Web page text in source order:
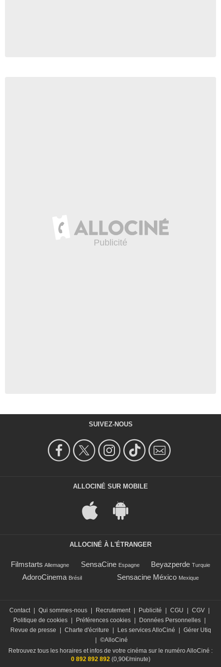
SUIVEZ-NOUS
ALLOCINÉ SUR MOBILE
ALLOCINÉ À L'ÉTRANGER
Filmstarts Allemagne SensaCine Espagne Beyazperde Turquie
AdoroCinema Brésil Sensacine México Mexique
Contact | Qui sommes-nous | Recrutement | Publicité | CGU | CGV |
Politique de cookies | Préférences cookies | Données Personnelles |
Revue de presse
| Charte d'écriture | Les services AlloCiné | Gérer Utiq
| ©AlloCiné
Retrouvez tous les horaires et infos de votre cinéma sur le numéro AlloCiné :
0 892 892 892 (0,90€/minute)